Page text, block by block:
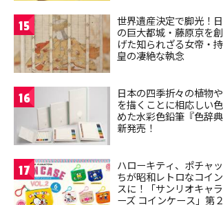
15
世界遺産決定で脚光！
の巨大都城・藤原京を
げた知られざる女帝・
皇の凄絶な執念
16
日本の四季折々の植物
を描くことに相応しい
めた水彩色鉛筆『色辞
新発売！
17
ハローキティ、ポチャ
ちが昭和レトロなコイ
スに！「サンリオキャ
ーズ コインケース」第